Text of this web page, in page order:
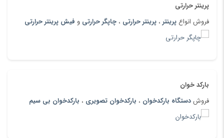
پرینتر حرارتی
فروش انواع پرینتر ، پرینتر حرارتی ، چاپگر حرارتی و فیش پرینتر حرارتی
بارکد خوان
فروشدستگاه بارکدخوان ، بارکدخوان تصویری ، بارکدخوان بی سیم